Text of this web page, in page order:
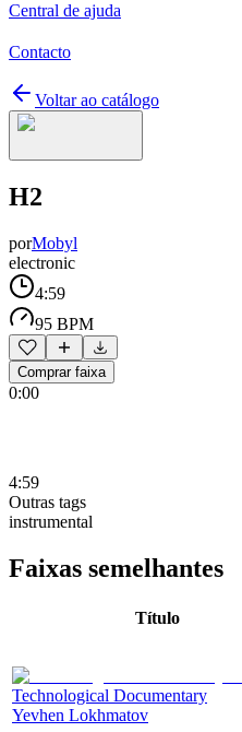
Central de ajuda
Contacto
Voltar ao catálogo
H2
porMobyl
electronic
4:59
95 BPM
Comprar faixa
0:00
4:59
Outras tags
instrumental
Faixas semelhantes
Título
Technological Documentary
Yevhen Lokhmatov